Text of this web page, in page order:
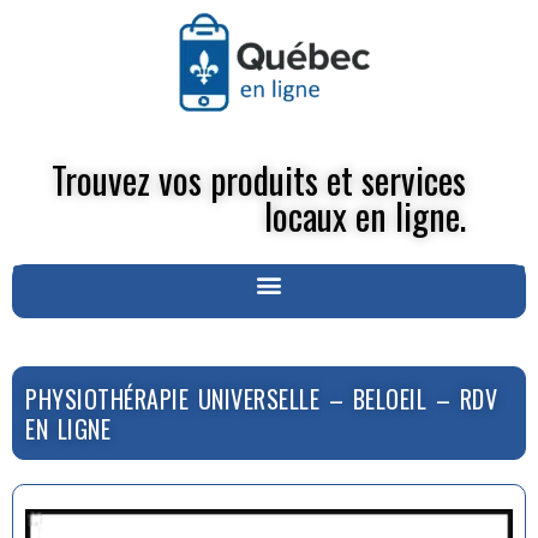
Trouvez vos produits et services
locaux en ligne.
PHYSIOTHÉRAPIE UNIVERSELLE – BELOEIL – RDV
EN LIGNE